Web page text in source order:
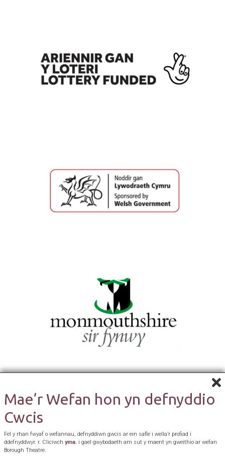
Mae’r Wefan hon yn defnyddio
Cwcis
Fel y rhan fwyaf o wefannau, defnyddiwn gwcis ar ein safle i wella’r profiad i
ddefnyddwyr. r. Cliciwch yma. i gael gwybodaeth am sut y maent yn gweithio ar wefan
Borough Theatre.